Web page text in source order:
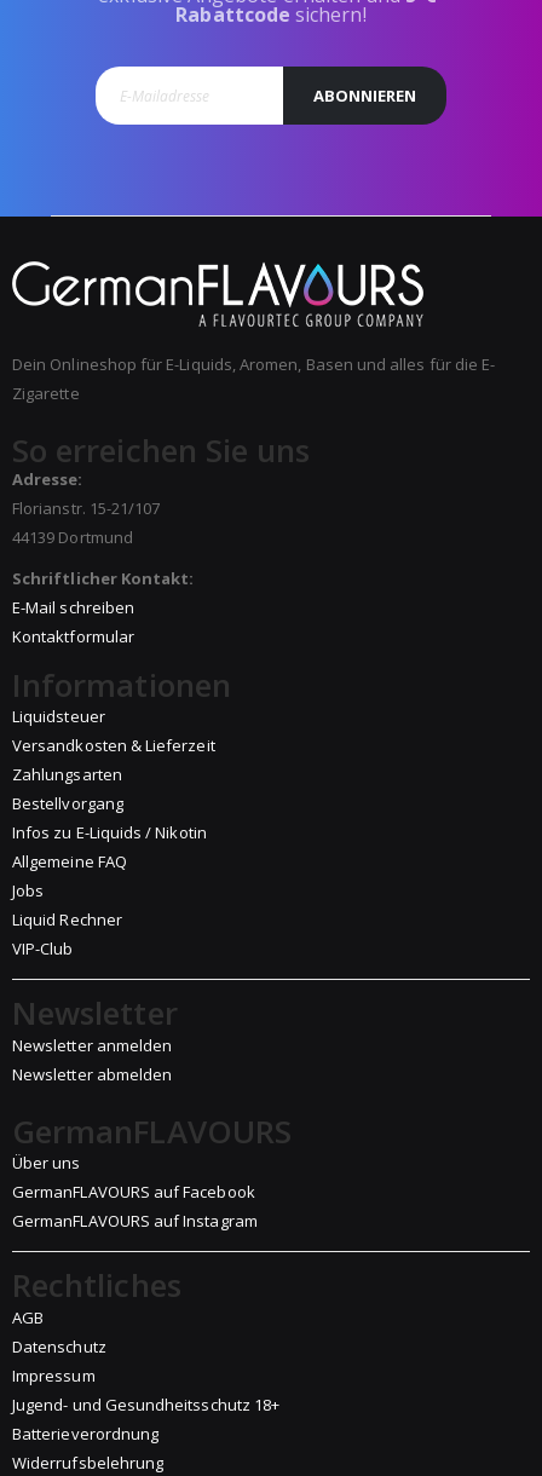
Rabattcode sichern!
ABONNIEREN
Dein Onlineshop für E-Liquids, Aromen, Basen und alles für die E-
Zigarette
So erreichen Sie uns
Adresse:
Florianstr. 15-21/107
44139 Dortmund
Schriftlicher Kontakt:
E-Mail schreiben
Kontaktformular
Informationen
Liquidsteuer
Versandkosten & Lieferzeit
Zahlungsarten
Bestellvorgang
Infos zu E-Liquids / Nikotin
Allgemeine FAQ
Jobs
Liquid Rechner
VIP-Club
Newsletter
Newsletter anmelden
Newsletter abmelden
GermanFLAVOURS
Über uns
GermanFLAVOURS auf Facebook
GermanFLAVOURS auf Instagram
Rechtliches
AGB
Datenschutz
Impressum
Jugend- und Gesundheitsschutz 18+
Batterieverordnung
Widerrufsbelehrung